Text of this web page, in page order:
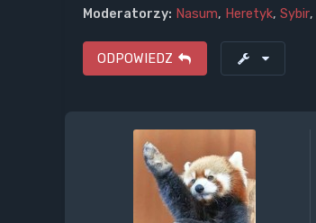
Moderatorzy: Nasum, Heretyk, Sybir,
ODPOWIEDZ